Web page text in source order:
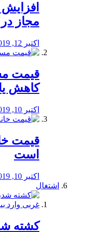
مجاز
اکتبر 12, 2019
کاهش
اکتبر 10, 2019
قیمت
است
اکتبر 10, 2019
اشتغال